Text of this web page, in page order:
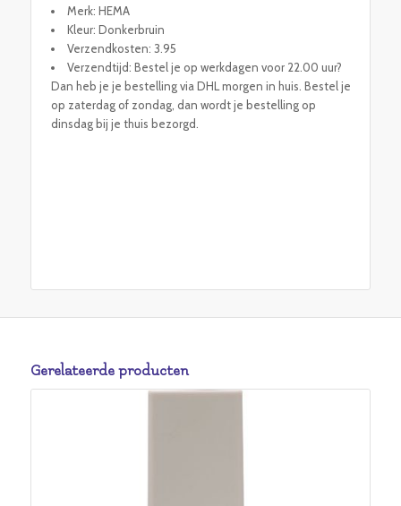
Merk: HEMA
Kleur: Donkerbruin
Verzendkosten: 3.95
Verzendtijd: Bestel je op werkdagen voor 22.00 uur?
Dan heb je je bestelling via DHL morgen in huis. Bestel je
op zaterdag of zondag, dan wordt je bestelling op
dinsdag bij je thuis bezorgd.
Gerelateerde producten